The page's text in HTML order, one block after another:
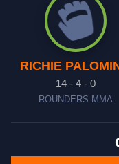
RICHIE
14 - 4 - 0
ROUNDERS MMA